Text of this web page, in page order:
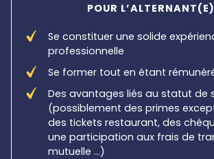
POUR
Se constituer une solide
professionnelle
Se former tout en étant
Des avantages liés au statut de
(possiblement des primes
des tickets restaurant, des
une participation aux frais de
mutuelle ...)